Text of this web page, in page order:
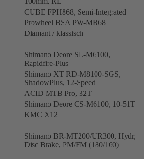
CUBE FPH868, Semi-Integrated
Prowheel BSA PW-MB68
Diamant / klassisch
Shimano Deore SL-M6100,
Rapidfire-Plus
Shimano XT RD-M8100-SGS,
ShadowPlus, 12-Speed
ACID MTB Pro, 32T
Shimano Deore CS-M6100, 10-51T
KMC X12
Shimano BR-MT200/UR300, Hydr,
Disc Brake, PM/FM (180/160)